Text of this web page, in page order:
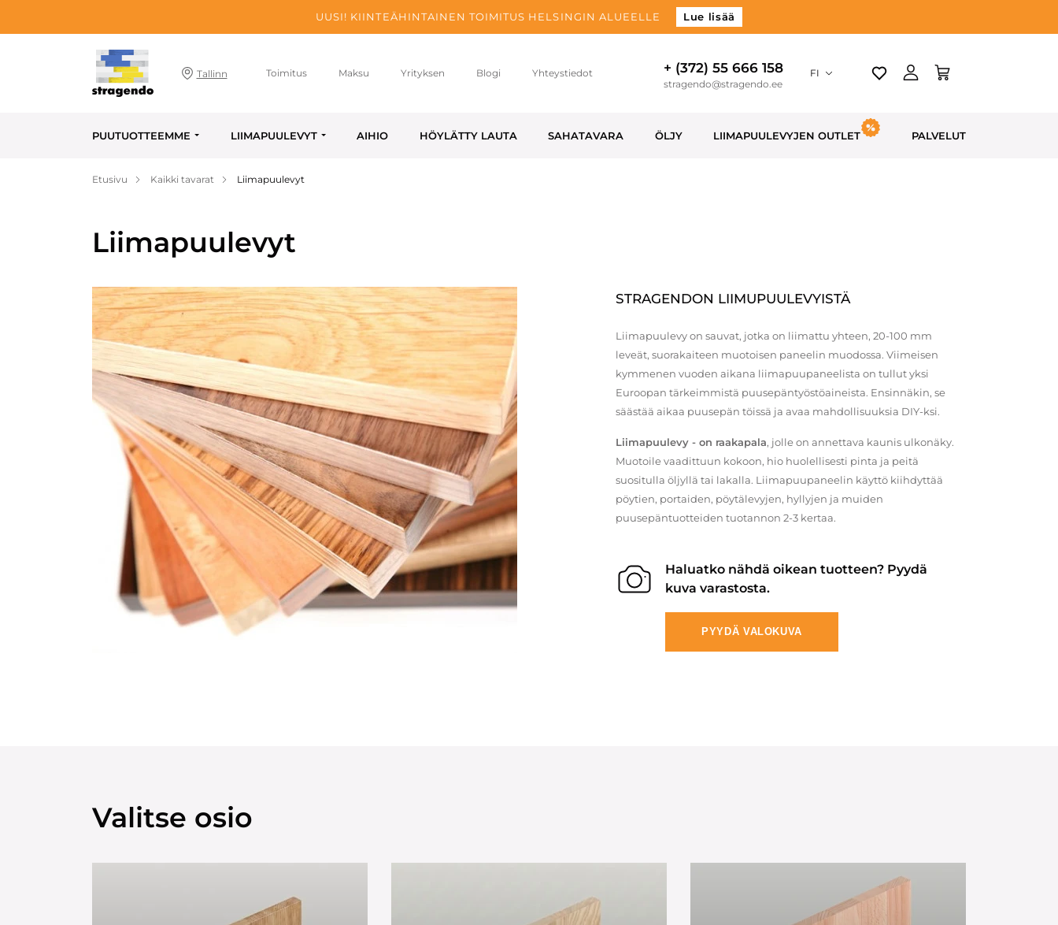
UUSI! KIINTEÄHINTAINEN TOIMITUS HELSINGIN ALUEELLE Lue lisää
Tallinn Toimitus Maksu Yrityksen Blogi Yhteystiedot + (372) 55 666 158
stragendo@stragendo.ee
FI
PUUTUOTTEEMME LIIMAPUULEVYT AIHIO HÖYLÄTTY LAUTA SAHATAVARA ÖLJY LIIMAPUULEVYJEN OUTLET PALVELUT
Etusivu Kaikki tavarat Liimapuulevyt
Liimapuulevyt
STRAGENDON LIIMUPUULEVYISTÄ
Liimapuulevy on sauvat, jotka on liimattu yhteen, 20-100 mm
leveät, suorakaiteen muotoisen paneelin muodossa. Viimeisen
kymmenen vuoden aikana liimapuupaneelista on tullut yksi
Euroopan tärkeimmistä puusepäntyöstöaineista. Ensinnäkin, se
säästää aikaa puusepän töissä ja avaa mahdollisuuksia DIY-ksi.
Liimapuulevy - on raakapala, jolle on annettava kaunis ulkonäky.
Muotoile vaadittuun kokoon, hio huolellisesti pinta ja peitä
suositulla öljyllä tai lakalla. Liimapuupaneelin käyttö kiihdyttää
pöytien, portaiden, pöytälevyjen, hyllyjen ja muiden
puusepäntuotteiden tuotannon 2-3 kertaa.
Haluatko nähdä oikean tuotteen? Pyydä
kuva varastosta.
PYYDÄ VALOKUVA
Valitse osio